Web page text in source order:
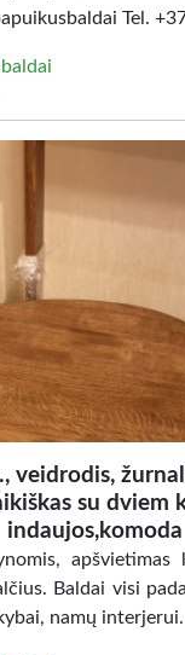
Tel.
veidrodis,
su dviem
indaujos,komoda
apšvietimas
Baldai visi
namų interjerui.